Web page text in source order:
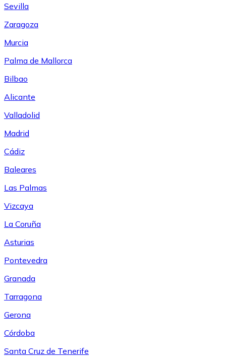
Sevilla
Zaragoza
Murcia
Palma de Mallorca
Bilbao
Alicante
Valladolid
Madrid
Cádiz
Baleares
Las Palmas
Vizcaya
La Coruña
Asturias
Pontevedra
Granada
Tarragona
Gerona
Córdoba
Santa Cruz de Tenerife